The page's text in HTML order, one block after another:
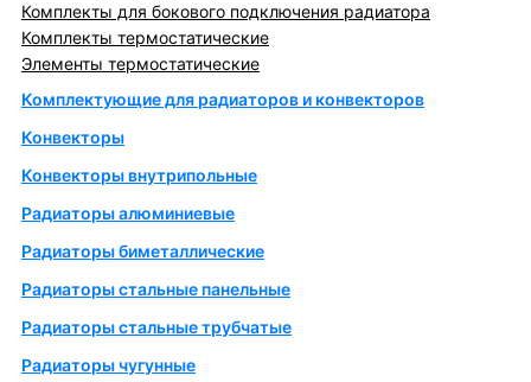
Комплекты для бокового подключения радиатора
Комплекты термостатические
Элементы термостатические
Комплектующие для радиаторов и конвекторов
Конвекторы
Конвекторы внутрипольные
Радиаторы алюминиевые
Радиаторы биметаллические
Радиаторы стальные панельные
Радиаторы стальные трубчатые
Радиаторы чугунные